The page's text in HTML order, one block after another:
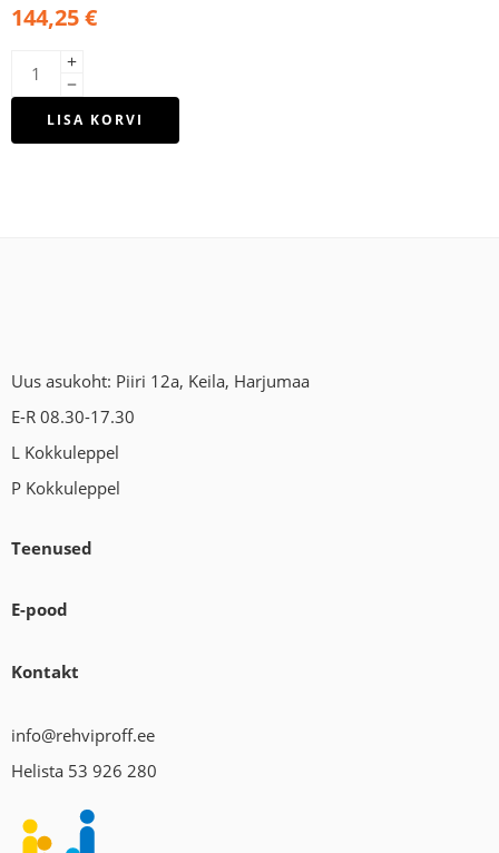
144,25€
LISA KORVI
Uus asukoht: Piiri 12a, Keila, Harjumaa
E-R 08.30-17.30
L Kokkuleppel
P Kokkuleppel
Teenused
E-pood
Kontakt
info@rehviproff.ee
Helista 53 926 280